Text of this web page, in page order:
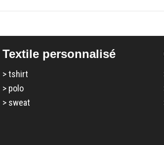
Textile personnalisé
>tshirt
> polo
> sweat